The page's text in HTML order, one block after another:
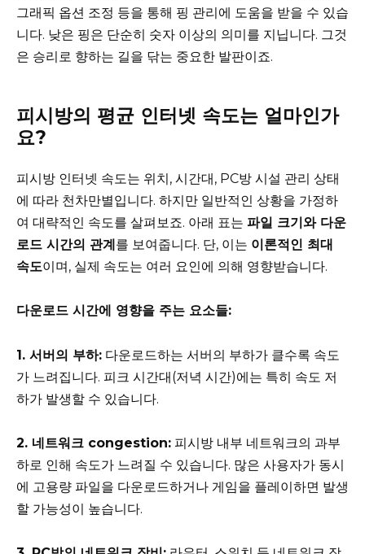
그래픽 옵션 조정 등을 통해 핑 관리에 도움을 받을 수 있습
니다. 낮은 핑은 단순히 숫자 이상의 의미를 지닙니다. 그것
은 승리로 향하는 길을 닦는 중요한 발판이죠.
피시방의 평균 인터넷 속도는 얼마인가
요?
피시방 인터넷 속도는 위치, 시간대, PC방 시설 관리 상태
에 따라 천차만별입니다. 하지만 일반적인 상황을 가정하
여 대략적인 속도를 살펴보죠. 아래 표는 파일 크기와 다운
로드 시간의 관계 를 보여줍니다. 단, 이는 이론적인 최대
속도이며, 실제 속도는 여러 요인에 의해 영향받습니다.
다운로드 시간에 영향을 주는 요소들:
1. 서버의 부하: 다운로드하는 서버의 부하가 클수록 속도
가 느려집니다. 피크 시간대(저녁 시간)에는 특히 속도 저
하가 발생할 수 있습니다.
2. 네트워크 congestion: 피시방 내부 네트워크의 과부
하로 인해 속도가 느려질 수 있습니다. 많은 사용자가 동시
에 고용량 파일을 다운로드하거나 게임을 플레이하면 발생
할 가능성이 높습니다.